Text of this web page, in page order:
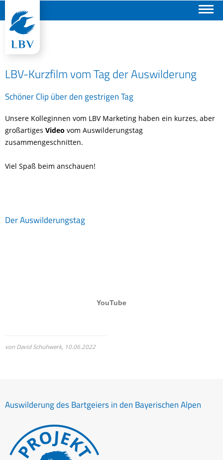
LBV-Kurzfilm vom Tag der Auswilderung
Schöner Clip über den gestrigen Tag
Unsere Kolleginnen vom LBV Marketing haben ein kurzes, aber
großartiges Video vom Auswilderungstag
zusammengeschnitten.
Viel Spaß beim anschauen!
Der Auswilderungstag
von David Schuhwerk, 10.06.2022
Auswilderung des Bartgeiers in den Bayerischen Alpen